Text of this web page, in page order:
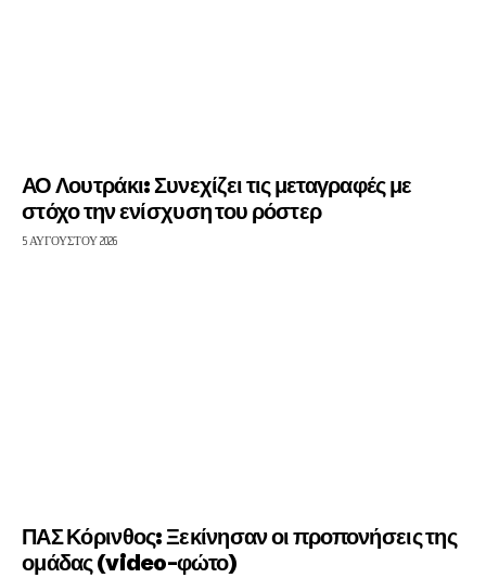
ΑΟ Λουτράκι: Συνεχίζει τις μεταγραφές με
στόχο την ενίσχυση του ρόστερ
5 ΑΥΓΟΎΣΤΟΥ 2026
ΠΑΣ Κόρινθος: Ξεκίνησαν οι προπονήσεις της
ομάδας (video-φώτο)